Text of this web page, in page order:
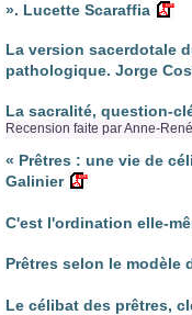
». Lucette Scaraffia
La version sacerdotale
pathologique. Jorge
La sacralité, question-
Recension faite par Anne-
« Prêtres : une vie de
Galinier
C'est l'ordination elle-
Prêtres selon le modèle
Le célibat des prêtres,